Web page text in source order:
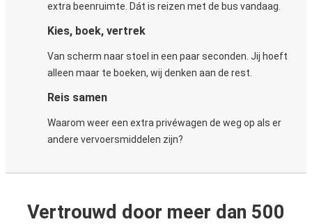
extra beenruimte. Dát is reizen met de bus vandaag.
Kies, boek, vertrek
Van scherm naar stoel in een paar seconden. Jij hoeft
alleen maar te boeken, wij denken aan de rest.
Reis samen
Waarom weer een extra privéwagen de weg op als er
andere vervoersmiddelen zijn?
Vertrouwd door meer dan 500